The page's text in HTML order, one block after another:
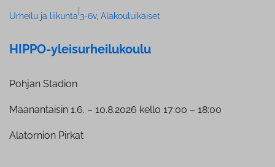
Urheilu ja liikunta 3-6v, Alakouluikäiset
HIPPO-ylei­sur­hei­lu­kou­lu
Pohjan Stadion
Maanantaisin 1.6. – 10.8.2026 kello 17:00 – 18:00
Alatornion Pirkat